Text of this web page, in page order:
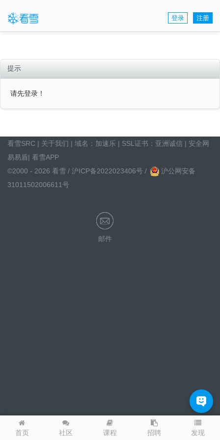
登录 注册
首页 社区 课程 招聘 发现
提示
请先登录！
看雪SRC | 关于我们 | 域名： 加速乐 | SSL证书： 亚洲诚信 | 安全网
易易盾| 看雪APP
©2000 - 2026 看雪 / 沪ICP备2022023406号 /
沪公网安备
31011502006611号
邮件